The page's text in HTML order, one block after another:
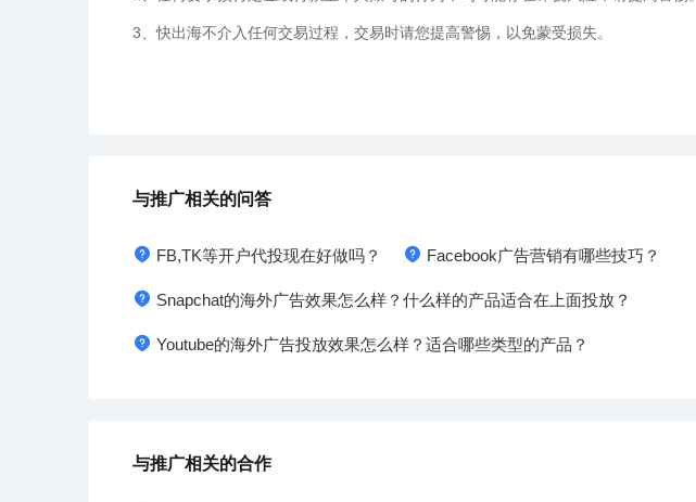
3、快出海不介入任何交易过程，交易时请您提高警惕，以免蒙受损失。
与推广相关的问答
FB,TK等开户代投现在好做吗？ Facebook广告营销有哪些技巧？
Snapchat的海外广告效果怎么样？什么样的产品适合在上面投放？
Youtube的海外广告投放效果怎么样？适合哪些类型的产品？
与推广相关的合作